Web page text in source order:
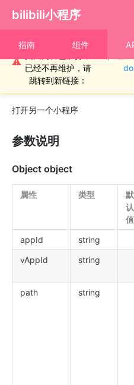
bilibili小程序
指南 组件
⚠
重要通知！！！本
已经不再维护，请
跳转到新链接：
› 路由
打开另一个小程序
参数说明
Object object
属性 类型
默
认
值
appId string
vAppId
string
path
string